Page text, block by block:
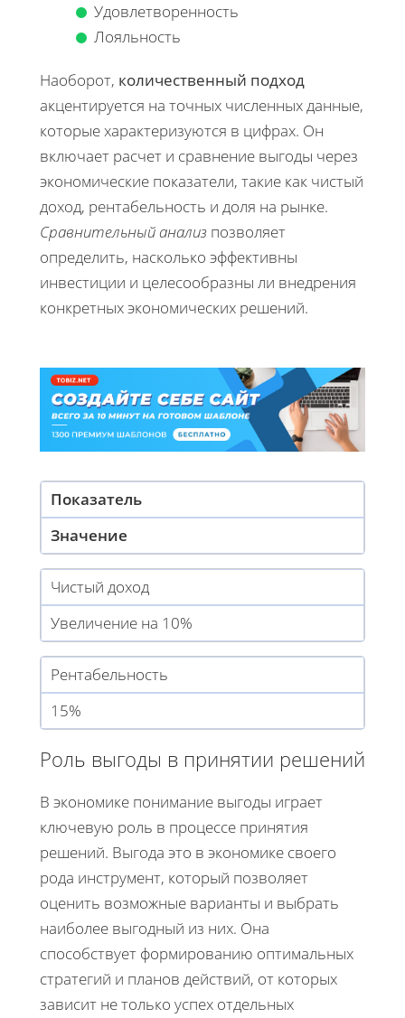
Удовлетворенность
Лояльность
Наоборот, количественный подход
акцентируется на точных численных данные,
которые характеризуются в цифрах. Он
включает расчет и сравнение выгоды через
экономические показатели, такие как чистый
доход, рентабельность и доля на рынке.
Сравнительный анализ позволяет
определить, насколько эффективны
инвестиции и целесообразны ли внедрения
конкретных экономических решений.
Показатель
Значение
Чистый доход
Увеличение на 10%
Рентабельность
15%
Роль выгоды в принятии решений
В экономике понимание выгоды играет
ключевую роль в процессе принятия
решений. Выгода это в экономике своего
рода инструмент, который позволяет
оценить возможные варианты и выбрать
наиболее выгодный из них. Она
способствует формированию оптимальных
стратегий и планов действий, от которых
зависит не только успех отдельных